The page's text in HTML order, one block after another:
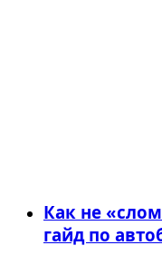
Как не
гайд по